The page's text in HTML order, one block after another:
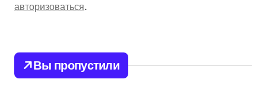
авторизоваться.
Вы пропустили